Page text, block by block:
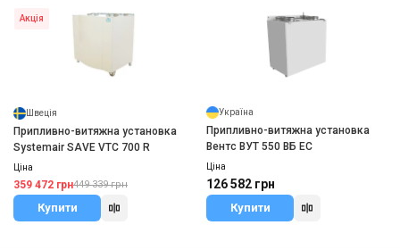
Акція
Швеція
Припливно-витяжна установка
Systemair SAVE VTC 700 R
Ціна
359 472 грн449 339 грн
Купити
Україна
Припливно-витяжна установка
Вентс ВУТ 550 ВБ ЕС
Ціна
126 582 грн
Купити